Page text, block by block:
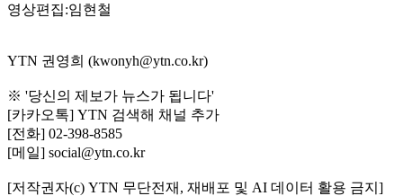
영상편집:임현철
YTN 권영희 (kwonyh@ytn.co.kr)
※ '당신의 제보가 뉴스가 됩니다'
[카카오톡] YTN 검색해 채널 추가
[전화] 02-398-8585
[메일] social@ytn.co.kr
[저작권자(c) YTN 무단전재, 재배포 및 AI 데이터 활용 금지]